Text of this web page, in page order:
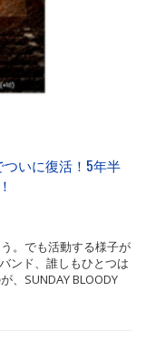
でついに復活！5年半
。でも活動する様子が
ンド、誰しもひとつは
、SUNDAY BLOODY